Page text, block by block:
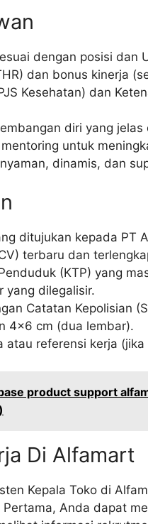
dengan posisi dan
dan bonus kinerja
Kesehatan) dan
diri yang
untuk
dinamis, dan
ditujukan kepada PT
terbaru dan
(KTP) yang
yang dilegalisir.
Catatan Kepolisian
4×6 cm (dua lembar).
atau referensi kerja (jika
product support
Di Alfamart
Kepala Toko di
Anda dapat